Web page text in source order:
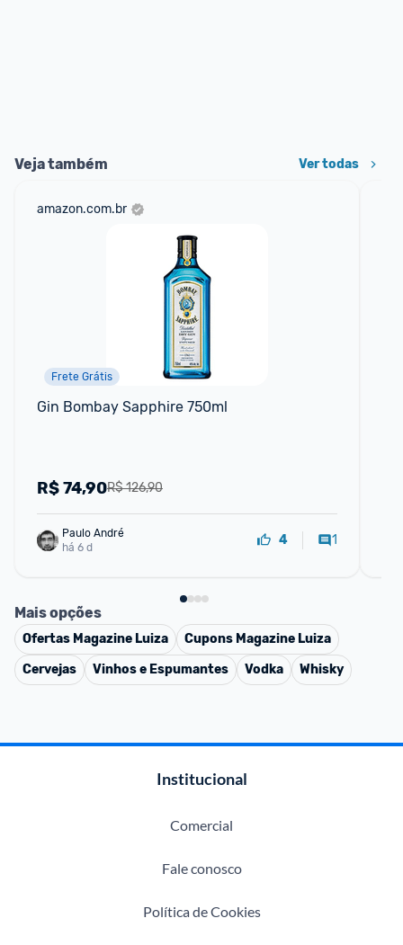
Veja também Ver todas
amazon.com.br
Frete Grátis
Gin Bombay Sapphire 750ml
R$ 126,90
R$74,90
Paulo André
há 6 d
4 1
Mais opções
Ofertas Magazine Luiza Cupons Magazine Luiza
Cervejas
Vinhos e Espumantes Vodka Whisky
Institucional
Comercial
Fale conosco
Política de Cookies